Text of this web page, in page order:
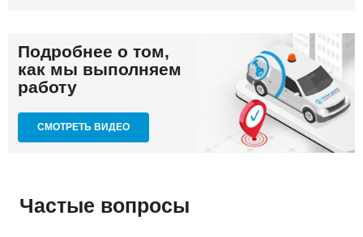
Подробнее о том,
как мы выполняем
работу
СМОТРЕТЬ ВИДЕО
Частые вопросы